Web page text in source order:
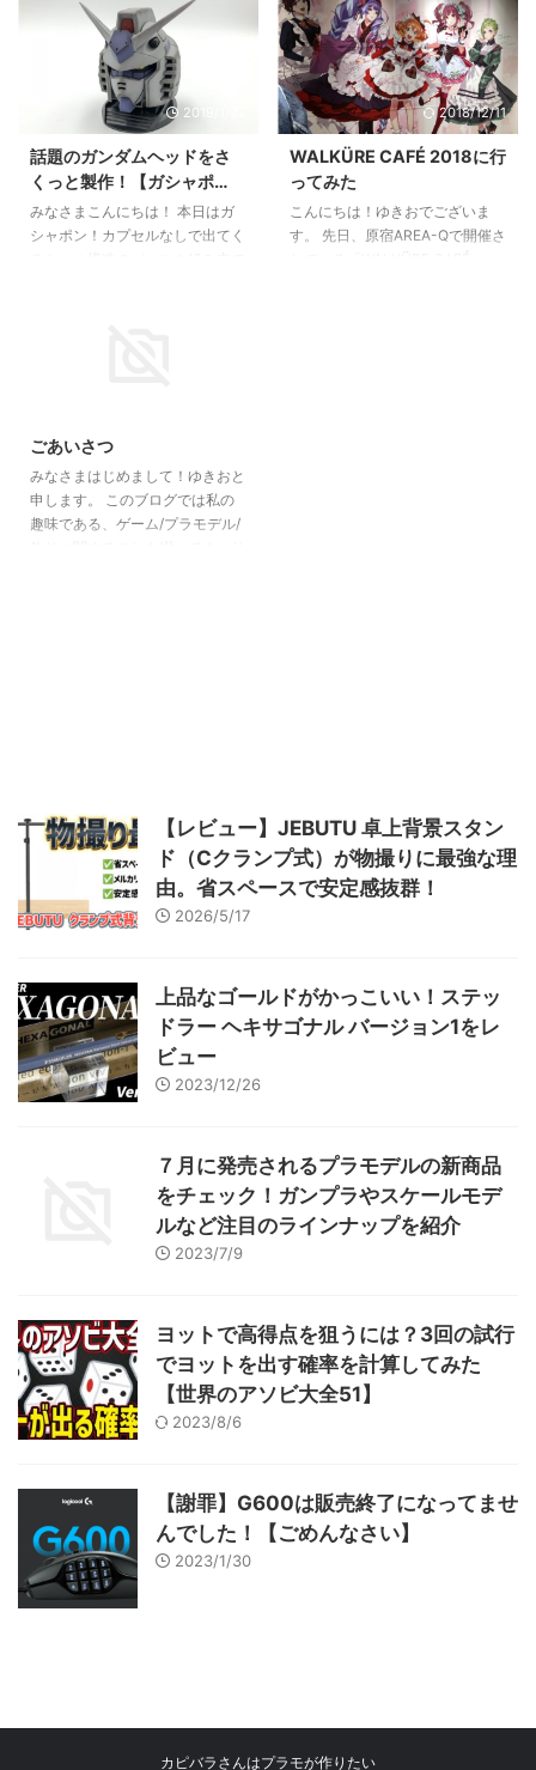
特にコンテストでは写 ...
ム ...
ヒカセン）であります。 そもそ
もFF14を遊び始めたのは新生後
のパッチ2.2あたりからだったと
思いますが、その当時はPS3でプ
レイしていました。 その後しば
らくしてPS3の遅さやPS4の登場
で遅かれ早かれPS3は切られるだ
ろうと思い切ってマウスのゲーミ
ングPCを購入！ PCにするとPS3
では揺れなかったおっぱいが揺れ
シティ９FのJR九州ホールで開催
中の『ガンダムワールド2019 in
博多』へお出かけしてきました！
今回はそのガンダムワールドの様
子をレポートしていきますよっ。
歴代ガンダムヒストリー 福岡初
登場となる機体を含む1/10スケー
ルのガンダムの立像や、歴代ガン
ダムのガンプラ、ポスターなどが
時代順に展示され、ガンダム４０
年の歴史を振り返ることができま
2019/1/22
話題のガンダムヘッドをさ
くっと製作！【ガシャポ
ン】
みなさまこんにちは！ 本日はガ
シャポン！カプセルなしで出てく
みたいと思います！ なんでもガ
シャポン史上最大の大きさらしい
ので楽しみです！ いつものガシ
ャポンに500円を入れて出てくる
2018/12/11
WALKÜRE CAFÉ 2018に行
ってみた
こんにちは！ゆきおでございま
す。 先日、原宿AREA-Qで開催さ
ごあいさつ
みなさまはじめまして！ゆきおと
申します。 このブログでは私の
趣味である、ゲーム/プラモデル/
【レビュー】JEBUTU 卓上背景スタン
ド（Cクランプ式）が物撮りに最強な理
由。省スペースで安定感抜群！
2026/5/17
上品なゴールドがかっこいい！ステッ
ドラー ヘキサゴナル バージョン1をレ
ビュー
2023/12/26
７月に発売されるプラモデルの新商品
をチェック！ガンプラやスケールモデ
ルなど注目のラインナップを紹介
2023/7/9
ヨットで高得点を狙うには？3回の試行
でヨットを出す確率を計算してみた
【世界のアソビ大全51】
2023/8/6
【謝罪】G600は販売終了になってませ
んでした！【ごめんなさい】
2023/1/30
カピバラさんはプラモが作りたい